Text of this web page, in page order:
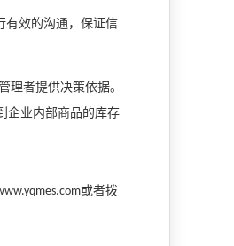
有效的沟通，保证信
理者提供决策依据。
企业内部商品的库存
或者拨